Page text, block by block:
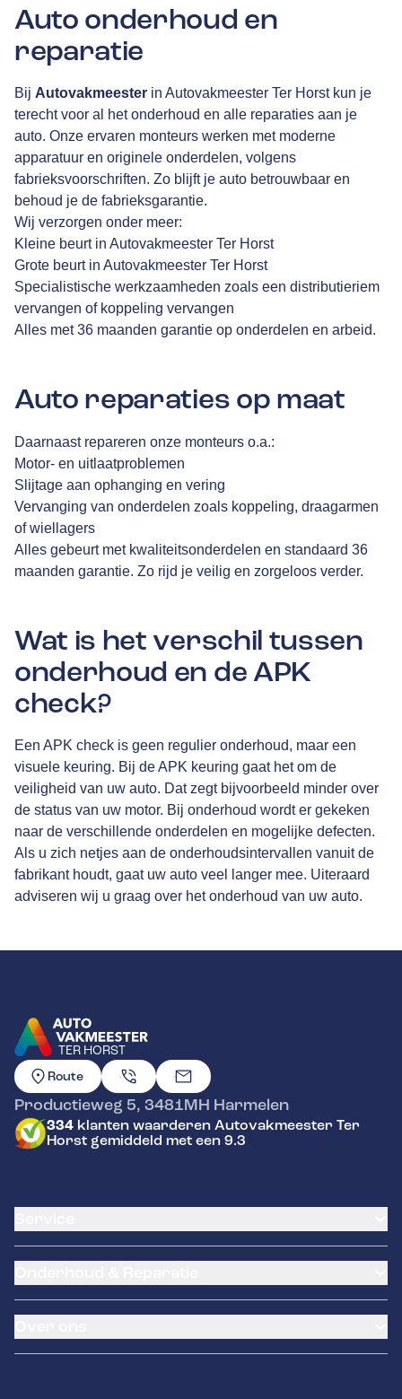
Auto onderhoud en
reparatie
Bij Autovakmeester in Autovakmeester Ter Horst kun je
terecht voor al het onderhoud en alle reparaties aan je
auto. Onze ervaren monteurs werken met moderne
apparatuur en originele onderdelen, volgens
fabrieksvoorschriften. Zo blijft je auto betrouwbaar en
behoud je de fabrieksgarantie.
Wij verzorgen onder meer:
Kleine beurt in Autovakmeester Ter Horst
Grote beurt in Autovakmeester Ter Horst
Specialistische werkzaamheden zoals een distributieriem
vervangen of koppeling vervangen
Alles met 36 maanden garantie op onderdelen en arbeid.
Auto reparaties op maat
Daarnaast repareren onze monteurs o.a.:
Motor- en uitlaatproblemen
Slijtage aan ophanging en vering
Vervanging van onderdelen zoals koppeling, draagarmen
of wiellagers
Alles gebeurt met kwaliteitsonderdelen en standaard 36
maanden garantie. Zo rijd je veilig en zorgeloos verder.
Wat is het verschil tussen
onderhoud en de APK
check?
Een APK check is geen regulier onderhoud, maar een
visuele keuring. Bij de APK keuring gaat het om de
veiligheid van uw auto. Dat zegt bijvoorbeeld minder over
de status van uw motor. Bij onderhoud wordt er gekeken
naar de verschillende onderdelen en mogelijke defecten.
Als u zich netjes aan de onderhoudsintervallen vanuit de
fabrikant houdt, gaat uw auto veel langer mee. Uiteraard
adviseren wij u graag over het onderhoud van uw auto.
TER HORST
GA NAAR DE HOMEPAGINA
Route
Productieweg 5, 3481MH Harmelen
334 klanten waarderen Autovakmeester Ter
Horst gemiddeld met een 9.3
Banden service
Pechhulp
Schade en reparatie